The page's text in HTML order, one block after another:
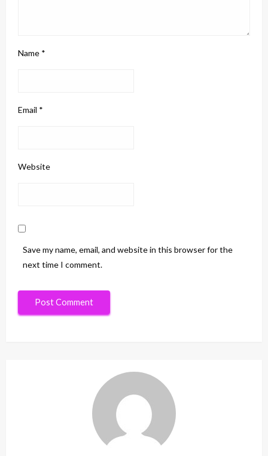
Name *
Email *
Website
Save my name, email, and website in this browser for the
next time I comment.